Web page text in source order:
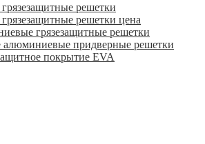
решетки
решетки цена
грязезащитные решетки
алюминиевые придверные решетки
покрытие EVA